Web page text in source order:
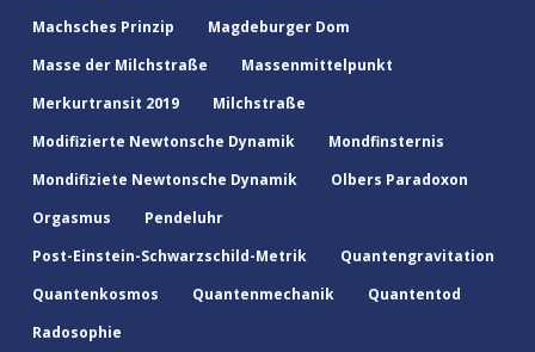
Machsches Prinzip
Magdeburger Dom
Masse der Milchstraße
Massenmittelpunkt
Merkurtransit 2019
Milchstraße
Modifizierte Newtonsche Dynamik
Mondfinsternis
Mondifiziete Newtonsche Dynamik
Olbers Paradoxon
Orgasmus
Pendeluhr
Post-Einstein-Schwarzschild-Metrik
Quantengravitation
Quantenkosmos
Quantenmechanik
Quantentod
Radosophie